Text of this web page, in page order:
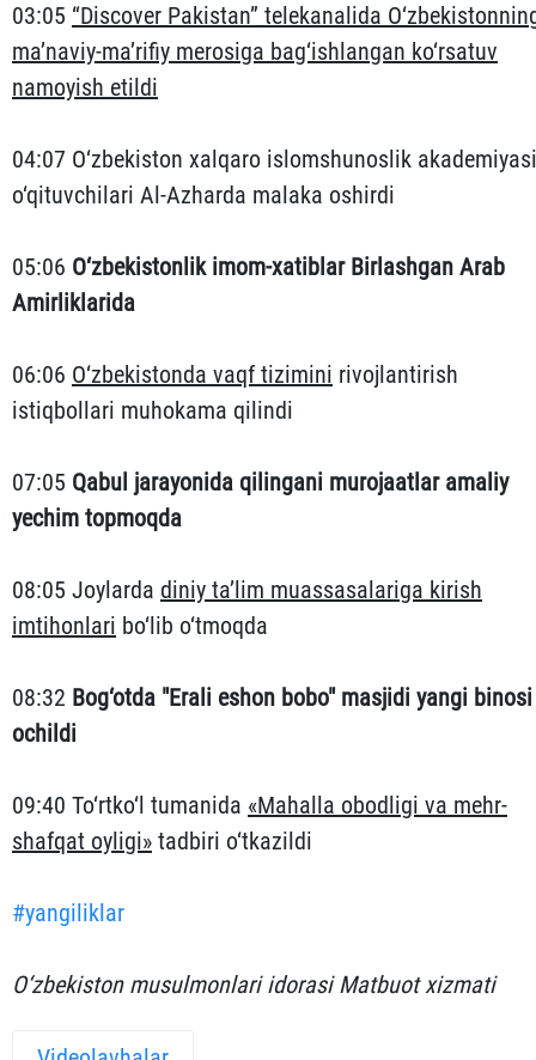
03:05 “Discover Pakistan” telekanalida
ma’naviy-ma’rifiy merosiga bag‘ishlangan ko‘rsatuv
namoyish etildi
04:07 O‘zbekiston xalqaro islomshunoslik akademiyasi
o‘qituvchilari Al-Azharda malaka oshirdi
05:06 O‘zbekistonlik imom-xatiblar Birlashgan Arab
Amirliklarida
06:06 O‘zbekistonda vaqf tizimini rivojlantirish
istiqbollari muhokama qilindi
07:05 Qabul jarayonida qilingani murojaatlar amaliy
yechim topmoqda
08:05 Joylarda diniy ta’lim muassasalariga kirish
imtihonlari bo‘lib o‘tmoqda
08:32 Bog‘otda "Erali eshon bobo" masjidi yangi binosi
ochildi
09:40 To‘rtko‘l tumanida «Mahalla obodligi va mehr-
shafqat oyligi» tadbiri o‘tkazildi
#yangiliklar
O‘zbekiston musulmonlari idorasi Matbuot xizmati